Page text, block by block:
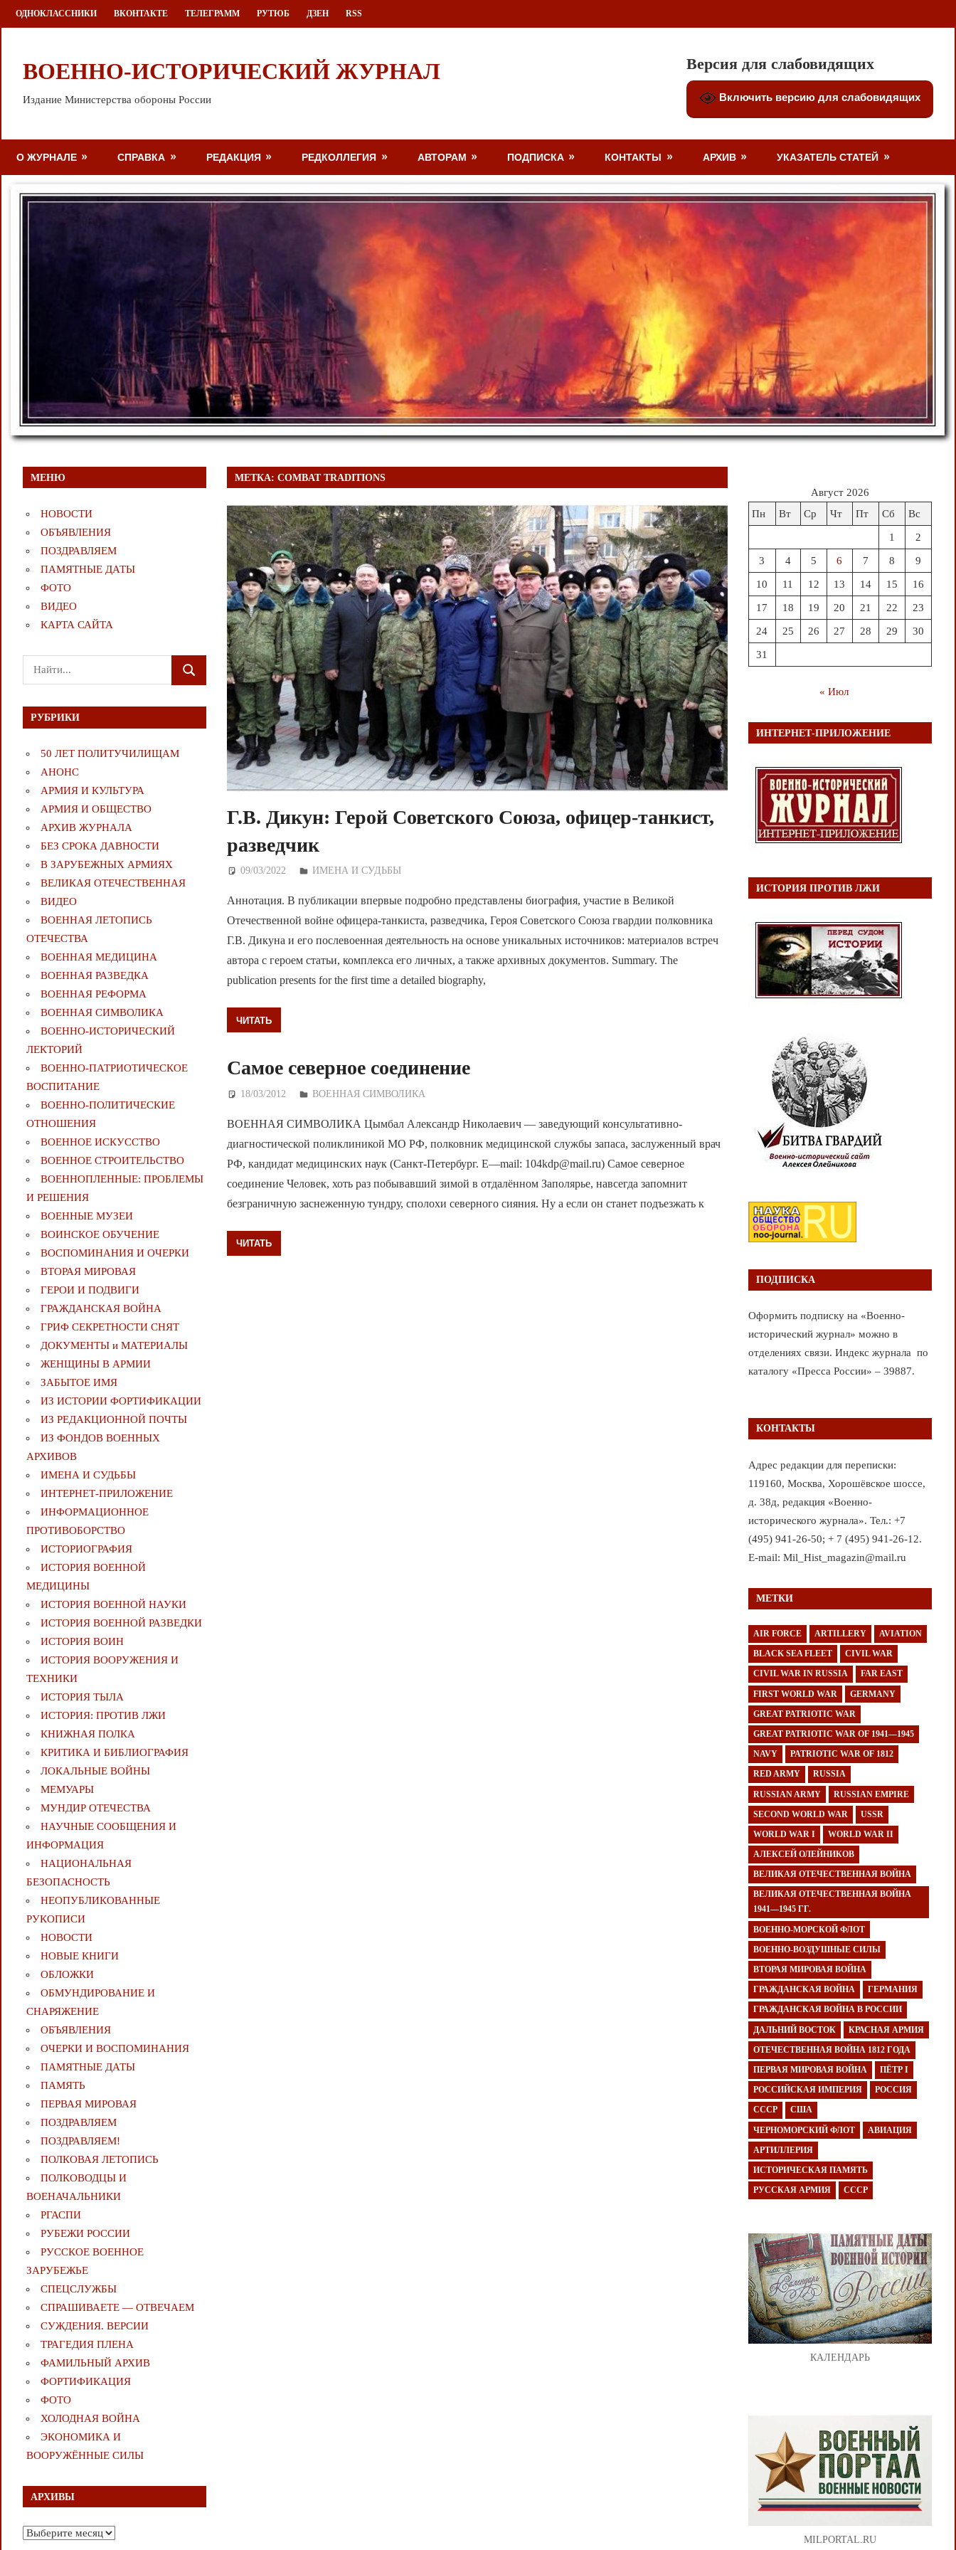
Перейти
к
ОДНОКЛАССНИКИ ВКОНТАКТЕ ТЕЛЕГРАММ РУТЮБ ДЗЕН RSS
ВОЕННО-ИСТОРИЧЕСКИЙ ЖУРНАЛ
Издание Министерства обороны России
Версия для слабовидящих
Включить версию для слабовидящих
О ЖУРНАЛЕ СПРАВКА РЕДАКЦИЯ РЕДКОЛЛЕГИЯ АВТОРАМ ПОДПИСКА КОНТАКТЫ АРХИВ УКАЗАТЕЛЬ СТАТЕЙ
МЕТКА:COMBAT TRADITIONS
Г.В. Дикун: Герой Советского Союза, офицер-танкист,
разведчик
09/03/2022 Дежурный по Редакции
ИМЕНА И СУДЬБЫ
Аннотация. В публикации впервые подробно представлены биография, участие в Великой
Отечественной войне офицера-танкиста, разведчика, Героя Советского Союза гвардии полковника
Г.В. Дикуна и его послевоенная деятельность на основе уникальных источников: материалов встреч
автора с героем статьи, комплекса его личных, а также архивных документов. Summary. The
publication presents for the first time a detailed biography,
ЧИТАТЬ
Самое северное соединение
18/03/2012 Дежурный по Редакции
ВОЕННАЯ СИМВОЛИКА
ВОЕННАЯ СИМВОЛИКА Цымбал Александр Николаевич — заведующий консультативно-
диагностической поликлиникой МО РФ, полковник медицинской службы запаса, заслуженный врач
РФ, кандидат медицинских наук (Санкт-Петербург. E—mail: 104kdp@mail.ru) Самое северное
соединение Человек, хоть раз побывавший зимой в отдалённом Заполярье, навсегда запомнит
безграничную заснеженную тундру, сполохи северного сияния. Ну а если он станет подъезжать к
ЧИТАТЬ
МЕНЮ
НОВОСТИ
ОБЪЯВЛЕНИЯ
ПОЗДРАВЛЯЕМ
ПАМЯТНЫЕ ДАТЫ
ФОТО
ВИДЕО
КАРТА САЙТА
Поиск
для:
ПОИСК
РУБРИКИ
50 ЛЕТ ПОЛИТУЧИЛИЩАМ
АНОНС
АРМИЯ И КУЛЬТУРА
АРМИЯ И ОБЩЕСТВО
АРХИВ ЖУРНАЛА
БЕЗ СРОКА ДАВНОСТИ
В ЗАРУБЕЖНЫХ АРМИЯХ
ВЕЛИКАЯ ОТЕЧЕСТВЕННАЯ
ВИДЕО
ВОЕННАЯ ЛЕТОПИСЬ
ОТЕЧЕСТВА
ВОЕННАЯ МЕДИЦИНА
ВОЕННАЯ РАЗВЕДКА
ВОЕННАЯ РЕФОРМА
ВОЕННАЯ СИМВОЛИКА
ВОЕННО-ИСТОРИЧЕСКИЙ
ЛЕКТОРИЙ
ВОЕННО-ПАТРИОТИЧЕСКОЕ
ВОСПИТАНИЕ
ВОЕННО-ПОЛИТИЧЕСКИE
ОТНОШЕНИЯ
ВОЕННОЕ ИСКУССТВО
ВОЕННОЕ СТРОИТЕЛЬСТВО
ВОЕННОПЛЕННЫЕ: ПРОБЛЕМЫ
И РЕШЕНИЯ
ВОЕННЫЕ МУЗЕИ
ВОИНСКОЕ ОБУЧЕНИЕ
ВОСПОМИНАНИЯ И ОЧЕРКИ
ВТОРАЯ МИРОВАЯ
ГЕРОИ И ПОДВИГИ
ГРАЖДАНСКАЯ ВОЙНА
ГРИФ СЕКРЕТНОСТИ СНЯТ
ДОКУМЕНТЫ и МАТЕРИАЛЫ
ЖЕНЩИНЫ В АРМИИ
ЗАБЫТОЕ ИМЯ
ИЗ ИСТОРИИ ФОРТИФИКАЦИИ
ИЗ РЕДАКЦИОННОЙ ПОЧТЫ
ИЗ ФОНДОВ ВОЕННЫХ
АРХИВОВ
ИМЕНА И СУДЬБЫ
ИНТЕРНЕТ-ПРИЛОЖЕНИЕ
ИНФОРМАЦИОННОЕ
ПРОТИВОБОРСТВО
ИСТОРИОГРАФИЯ
ИСТОРИЯ ВОЕННОЙ
МЕДИЦИНЫ
ИСТОРИЯ ВОЕННОЙ НАУКИ
ИСТОРИЯ ВОЕННОЙ РАЗВЕДКИ
ИСТОРИЯ ВОИН
ИСТОРИЯ ВООРУЖЕНИЯ И
ТЕХНИКИ
ИСТОРИЯ ТЫЛА
ИСТОРИЯ: ПРОТИВ ЛЖИ
КНИЖНАЯ ПОЛКА
КРИТИКА И БИБЛИОГРАФИЯ
ЛОКАЛЬНЫЕ ВОЙНЫ
МЕМУАРЫ
МУНДИР ОТЕЧЕСТВА
НАУЧНЫЕ СООБЩЕНИЯ И
ИНФОРМАЦИЯ
НАЦИОНАЛЬНАЯ
БЕЗОПАСНОСТЬ
НЕОПУБЛИКОВАННЫЕ
РУКОПИСИ
НОВОСТИ
НОВЫЕ КНИГИ
ОБЛОЖКИ
ОБМУНДИРОВАНИЕ И
СНАРЯЖЕНИЕ
ОБЪЯВЛЕНИЯ
ОЧЕРКИ И ВОСПОМИНАНИЯ
ПАМЯТНЫЕ ДАТЫ
ПАМЯТЬ
ПЕРВАЯ МИРОВАЯ
ПОЗДРАВЛЯЕМ
ПОЗДРАВЛЯЕМ!
ПОЛКОВАЯ ЛЕТОПИСЬ
ПОЛКОВОДЦЫ И
ВОЕНАЧАЛЬНИКИ
РГАСПИ
РУБЕЖИ РОССИИ
РУССКОЕ ВОЕННОЕ
ЗАРУБЕЖЬЕ
СПЕЦСЛУЖБЫ
СПРАШИВАЕТЕ — ОТВЕЧАЕМ
СУЖДЕНИЯ. ВЕРСИИ
ТРАГЕДИЯ ПЛЕНА
ФАМИЛЬНЫЙ АРХИВ
ФОРТИФИКАЦИЯ
ФОТО
ХОЛОДНАЯ ВОЙНА
ЭКОНОМИКА И
ВООРУЖЁННЫЕ СИЛЫ
АРХИВЫ
Архивы
Август 2026
Пн
Вт Ср Чт Пт Сб Вс
1 2
3 4 5 6 7 8 9
10 11 12 13 14 15 16
17 18 19 20 21 22 23
24 25 26 27 28 29 30
31
« Июл
ИНТЕРНЕТ-ПРИЛОЖЕНИЕ
ИСТОРИЯ ПРОТИВ ЛЖИ
ПОДПИСКА
Оформить подписку на «Военно-
исторический журнал» можно в
отделениях связи. Индекс журнала по
каталогу «Пресса России» – 39887.
КОНТАКТЫ
Адрес редакции для переписки:
119160, Москва, Хорошёвское шоссе,
д. 38д, редакция «Военно-
исторического журнала». Тел.: +7
(495) 941-26-50; + 7 (495) 941-26-12.
E-mail: Mil_Hist_magazin@mail.ru
МЕТКИ
AIR FORCE ARTILLERY AVIATION
BLACK SEA FLEET CIVIL WAR
CIVIL WAR IN RUSSIA FAR EAST
FIRST WORLD WAR GERMANY
GREAT PATRIOTIC WAR
GREAT PATRIOTIC WAR OF 1941—1945
NAVY PATRIOTIC WAR OF 1812
RED ARMY RUSSIA
RUSSIAN ARMY RUSSIAN EMPIRE
SECOND WORLD WAR USSR
WORLD WAR I WORLD WAR II
АЛЕКСЕЙ ОЛЕЙНИКОВ
ВЕЛИКАЯ ОТЕЧЕСТВЕННАЯ ВОЙНА
ВЕЛИКАЯ ОТЕЧЕСТВЕННАЯ ВОЙНА
1941—1945 ГГ.
ВОЕННО-МОРСКОЙ ФЛОТ
ВОЕННО-ВОЗДУШНЫЕ СИЛЫ
ВТОРАЯ МИРОВАЯ ВОЙНА
ГРАЖДАНСКАЯ ВОЙНА ГЕРМАНИЯ
ГРАЖДАНСКАЯ ВОЙНА В РОССИИ
ДАЛЬНИЙ ВОСТОК КРАСНАЯ АРМИЯ
ОТЕЧЕСТВЕННАЯ ВОЙНА 1812 ГОДА
ПЕРВАЯ МИРОВАЯ ВОЙНА ПЁТР I
РОССИЙСКАЯ ИМПЕРИЯ РОССИЯ
СССР США
ЧЕРНОМОРСКИЙ ФЛОТ АВИАЦИЯ
АРТИЛЛЕРИЯ
ИСТОРИЧЕСКАЯ ПАМЯТЬ
РУССКАЯ АРМИЯ СССР
КАЛЕНДАРЬ
MILPORTAL.RU